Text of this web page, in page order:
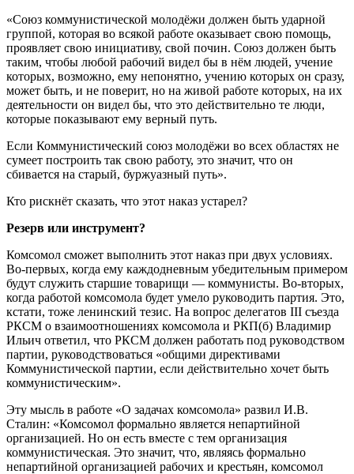
«Союз коммунистической молодёжи должен быть ударной
группой, которая во всякой работе оказывает свою помощь,
проявляет свою инициативу, свой почин. Союз должен быть
таким, чтобы любой рабочий видел бы в нём людей, учение
которых, возможно, ему непонятно, учению которых он сразу,
может быть, и не поверит, но на живой работе которых, на их
деятельности он видел бы, что это действительно те люди,
которые показывают ему верный путь.
Если Коммунистический союз молодёжи во всех областях не
сумеет построить так свою работу, это значит, что он
сбивается на старый, буржуазный путь».
Кто рискнёт сказать, что этот наказ устарел?
Резерв или инструмент?
Комсомол сможет выполнить этот наказ при двух условиях.
Во-первых, когда ему каждодневным убедительным примером
будут служить старшие товарищи — коммунисты. Во-вторых,
когда работой комсомола будет умело руководить партия. Это,
кстати, тоже ленинский тезис. На вопрос делегатов III съезда
РКСМ о взаимоотношениях комсомола и РКП(б) Владимир
Ильич ответил, что РКСМ должен работать под руководством
партии, руководствоваться «общими директивами
Коммунистической партии, если действительно хочет быть
коммунистическим».
Эту мысль в работе «О задачах комсомола» развил И.В.
Сталин: «Комсомол формально является непартийной
организацией. Но он есть вместе с тем организация
коммунистическая. Это значит, что, являясь формально
непартийной организацией рабочих и крестьян, комсомол